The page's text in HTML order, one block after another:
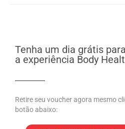
Tenha um dia grátis
a experiência Body
Retire seu voucher agora mesmo
botão abaixo: